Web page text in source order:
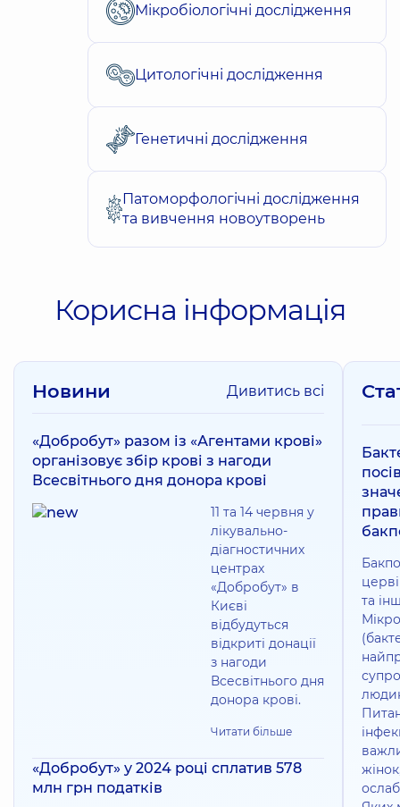
Мікробіологічні дослідження
Цитологічні дослідження
Генетичні дослідження
Патоморфологічні дослідження
та вивчення новоутворень
Корисна інформація
Новини Дивитись всі
«Добробут» разом із «Агентами крові»
організовує збір крові з нагоди
Всесвітнього дня донора крові
11 та 14 червня у
лікувально-
діагностичних
центрах
«Добробут» в
Києві
відбудуться
відкриті донації
з нагоди
Всесвітнього дня
донора крові.
Читати більше
«Добробут» у 2024 році сплатив 578
млн грн податків
та